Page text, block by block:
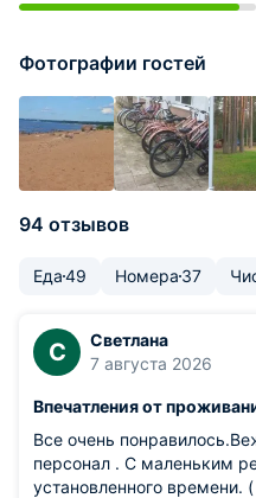
Фотографии гостей
94 отзывов
Еда49 Номера 37
С
Светлана
7 августа 2026
Впечатления от
Все очень
персонал . С маленьким
установленного времени.